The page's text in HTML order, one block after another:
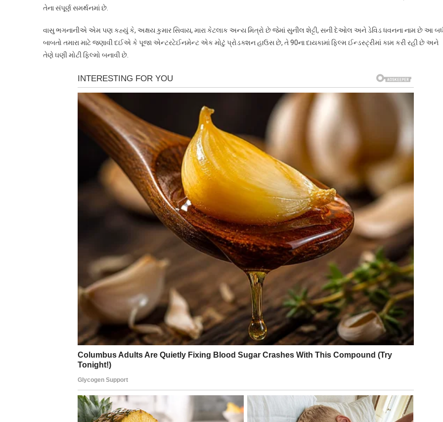
તેના સંપૂર્ણ સમર્થનમાં છે.
વાસુ ભગનાનીએ એમ પણ કહ્યું કે, અક્ષય કુમાર સિવાય, મારા કેટલાક અન્ય મિત્રો છે જેમાં સુનીલ શેટ્ટી, સની દેઓલ અને ડેવિડ ધવનના નામ છે આ
બાબતો તમારા માટે જણાવી દઈએ કે પૂજા એન્ટરટેઈનમેન્ટ એક મોટું પ્રોડક્શન હાઉસ છે, તે 90ના દાયકામાં ફિલ્મ ઈન્ડસ્ટ્રીમાં કામ કરી રહી છે અને
તેણે ઘણી મોટી ફિલ્મો બનાવી છે.